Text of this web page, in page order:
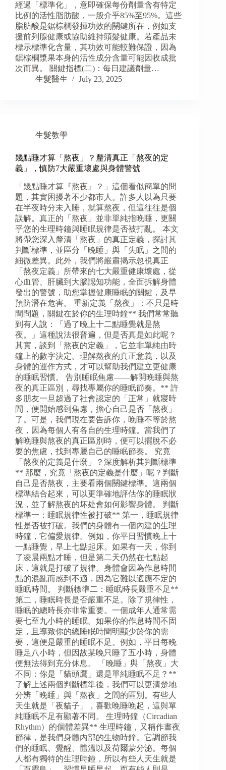
經過「標準化」，意即確保每份劑量含有特定
比例的活性脂肪酸，一般介乎85%至95%。這些
脂肪酸是鋸棕櫚發揮功效的關鍵所在，例如支
援前列腺健康或協助維持頭髮健康。若產品未
標示標準化含量，其功效可能較難保證，因為
鋸棕櫚漿果本身的活性成分含量可能因收成批
次而異。 關鍵指標(二)：每日建議劑量…
生髮醫生
July 23, 2025
生髮教學
幾點睡才算「熬夜」？釐清真正「熬夜的定
義」，慎防7大嚴重壞處與身體警號
「幾點睡才算『熬夜』？」這個看似簡單的問
題，其實困擾著不少都市人。許多人以為只要
在半夜時分未入睡，就算熬夜，但這往往是個
誤解。真正的「熬夜」並非單純指晚睡，更關
乎您的生理時鐘與睡眠規律是否被打亂。 本文
將帶您深入釐清「熬夜」的真正定義，探討其
判斷標準，並區分「晚睡」與「失眠」之間的
細微差異。此外，我們將嚴肅揭示忽視真正
「熬夜定義」所帶來的七大嚴重健康壞處，從
心血管、肝臟到大腦認知功能，全面拆解身體
發出的警號，助您掌握健康睡眠的關鍵，及早
預防潛在危害。 重新定義「熬夜」：不只是時
間問題，關鍵在於你的生理時鐘** 我們常常聽
到有人說：「過了晚上十二點睡覺就是熬
夜。」這種說法很普遍，但是否真是如此呢？
其實，談到「熬夜的定義」，它並非單純由時
鐘上的數字決定。理解熬夜的真正意義，以及
身體的運作方式，才可以幫助我們建立更健康
的睡眠習慣。 告別睡眠焦慮——解開晚睡與熬
夜的真正區別，尋找專屬你的睡眠節奏。** 許
多朋友一旦超過了社會認定的「正常」就寢時
間，便開始感到焦慮，擔心自己是否「熬夜」
了。可是，我們現在要告訴你，晚睡不等於熬
夜，因為每個人有各自的生理時鐘。當我們了
解晚睡與熬夜的真正區別時，便可以擺脫不必
要的焦慮，找到專屬自己的睡眠節奏。 究竟
「熬夜的定義是什麼」？深度解析其判斷標準
** 那麼，究竟「熬夜的定義是什麼」呢？判斷
自己是否熬夜，主要看兩個關鍵標準。這兩個
標準結合起來，可以更準確地評估你的睡眠狀
況，並了解熬夜的坏处會如何影響身體。 判斷
標準一：睡眠規律性被打破** 第一，睡眠規律
性是否被打破。我們的身體有一個內建的生理
時鐘，它偏愛規律。例如，你平日習慣晚上十
一點睡覺，早上七點起床。如果有一天，你到
了凌晨兩點才睡，但是第二天仍然在七點起
床，這就是打破了規律。身體會因為作息時間
點的混亂而感到不適，因為它難以適應不定的
睡眠時間。 判斷標準二：睡眠時長嚴重不足**
第二，睡眠時長是否嚴重不足。除了規律性，
睡眠的總時長亦非常重要。一個成年人通常需
要七至九小時的睡眠。如果你的作息時間不固
定，且導致你的總睡眠時間明顯少於你的需
要，這便是嚴重的睡眠不足。例如，平日每晚
睡足八小時，但因故某晚只睡了五小時，身體
便無法得到充分休息。 「晚睡」與「熬夜」大
不同：你是「貓頭鷹」還是單純睡眠不足？**
了解上述兩個判斷標準後，我們可以更清楚地
分辨「晚睡」與「熬夜」之間的區別。有些人
天生就是「夜貓子」，喜歡晚睡晚起，這與單
純睡眠不足有顯著不同。 生理時鐘（Circadian
Rhythm）的個體差異** 生理時鐘，又稱作晝夜
節律，是我們身體內部的生物時鐘。它調節我
們的睡眠、覺醒、體溫以及荷爾蒙分泌。每個
人都有獨特的生理時鐘，所以有些人天生就是